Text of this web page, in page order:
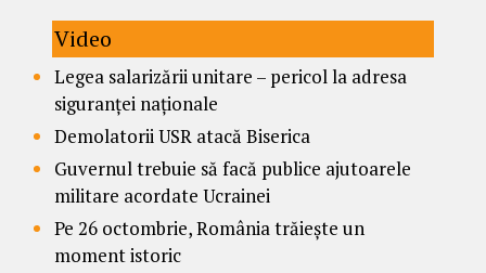
Video
Legea salarizării unitare – pericol la adresa
siguranței naționale
Demolatorii USR atacă Biserica
Guvernul trebuie să facă publice ajutoarele
militare acordate Ucrainei
Pe 26 octombrie, România trăiește un
moment istoric